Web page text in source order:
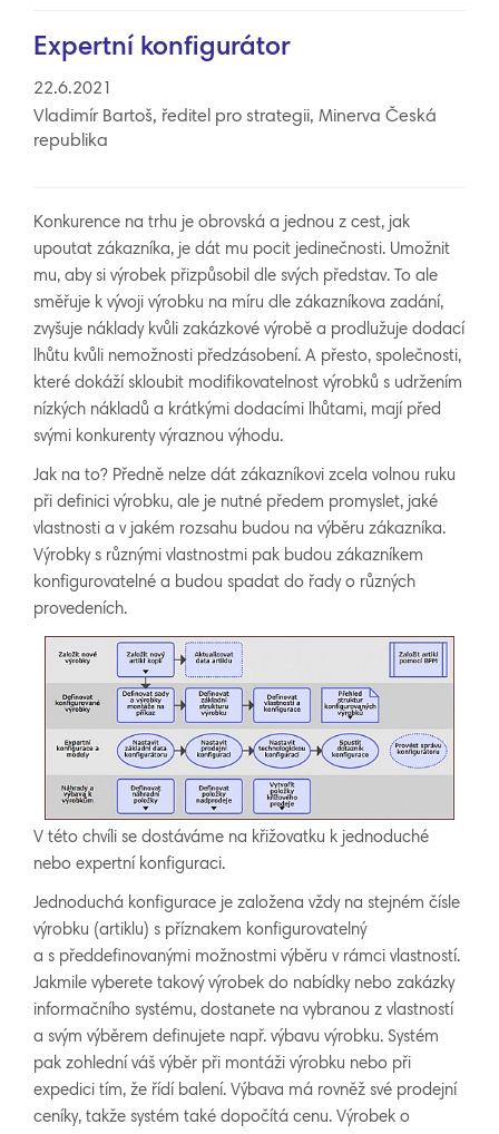
Expertní konfigurátor
22.6.2021
Vladimír Bartoš, ředitel pro strategii, Minerva Česká
republika
Konkurence na trhu je obrovská a jednou z cest, jak
upoutat zákazníka, je dát mu pocit jedinečnosti. Umožnit
mu, aby si výrobek přizpůsobil dle svých představ. To ale
směřuje k vývoji výrobku na míru dle zákazníkova zadání,
zvyšuje náklady kvůli zakázkové výrobě a prodlužuje dodací
lhůtu kvůli nemožnosti předzásobení. A přesto, společnosti,
které dokáží skloubit modifikovatelnost výrobků s udržením
nízkých nákladů a krátkými dodacími lhůtami, mají před
svými konkurenty výraznou výhodu.
Jak na to? Předně nelze dát zákazníkovi zcela volnou ruku
při definici výrobku, ale je nutné předem promyslet, jaké
vlastnosti a v jakém rozsahu budou na výběru zákazníka.
Výrobky s různými vlastnostmi pak budou zákazníkem
konfigurovatelné a budou spadat do řady o různých
provedeních.
V této chvíli se dostáváme na křižovatku k jednoduché
nebo expertní konfiguraci.
Jednoduchá konfigurace je založena vždy na stejném čísle
výrobku (artiklu) s příznakem konfigurovatelný
a s předdefinovanými možnostmi výběru v rámci vlastností.
Jakmile vyberete takový výrobek do nabídky nebo zakázky
informačního systému, dostanete na vybranou z vlastností
a svým výběrem definujete např. výbavu výrobku. Systém
pak zohlední váš výběr při montáži výrobku nebo při
expedici tím, že řídí balení. Výbava má rovněž své prodejní
ceníky, takže systém také dopočítá cenu. Výrobek o